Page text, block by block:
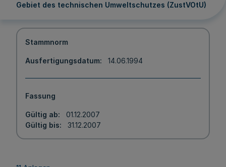
Gebiet des technischen Umweltschutzes (ZustVOtU)
Stammnorm
Ausfertigungsdatum 14.06.1994
Fassung
Gültig ab
01.12.2007
Gültig bis
31.12.2007